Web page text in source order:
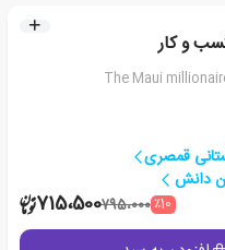
و کار
The Maui
قمصری
دانش
٪10795،000715،500